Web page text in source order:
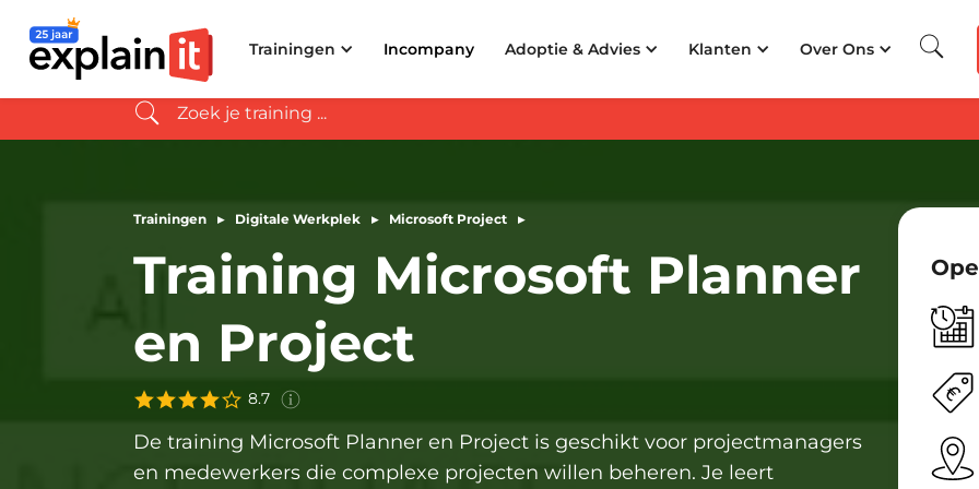
jaar ervaring
Trainingen Incompany Adoptie & Advies Klanten Over Ons
Trainingen ▸ Digitale Werkplek ▸ Microsoft Project ▸
Training Microsoft Planner
en Project
8.7
Deze score is gebaseerd op
ervaringen van
316
deelnemers
training
Planner en Projectin de
afgelopen 3 jaar.
De training Microsoft Planner en Project is geschikt voor projectmanagers
en medewerkers die complexe projecten willen beheren. Je leert